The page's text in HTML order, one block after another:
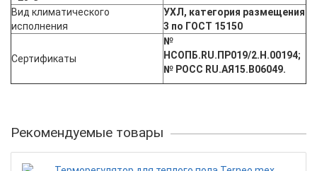
Вид климатического
исполнения
УХЛ, категория размещения
3 по ГОСТ 15150
Сертификаты
№
НСОПБ.RU.ПР019/2.Н.00194;
№ РОСС RU.АЯ15.В06049.
Рекомендуемые товары